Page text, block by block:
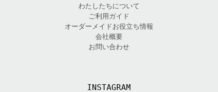
わたしたちについて
ご利用ガイド
オーダーメイドお役立ち情報
会社概要
お問い合わせ
INSTAGRAM